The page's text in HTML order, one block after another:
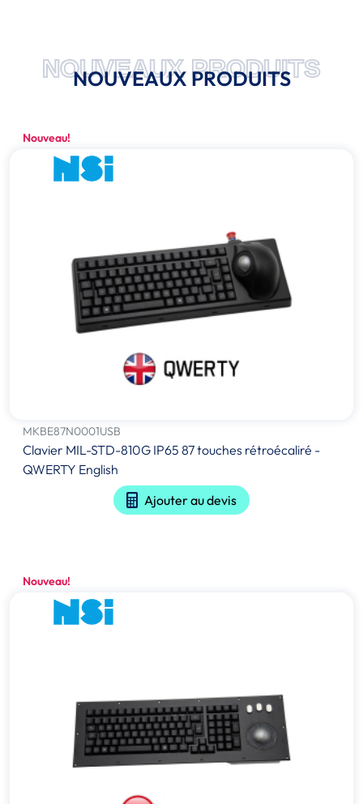
NOUVEAUX PRODUITS
NOUVEAUX PRODUITS
Nouveau!
MKBE87N0001USB
Clavier MIL-STD-810G IP65 87 touches rétroécaliré -
QWERTY English
Ajouter au devis
Nouveau!